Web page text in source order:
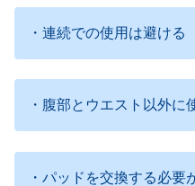
・連続での使用は避ける
・腹部とウエスト以外に
・パッドを交換する必要